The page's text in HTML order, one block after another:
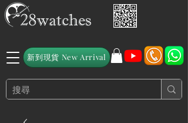
新到現貨 New Arrival